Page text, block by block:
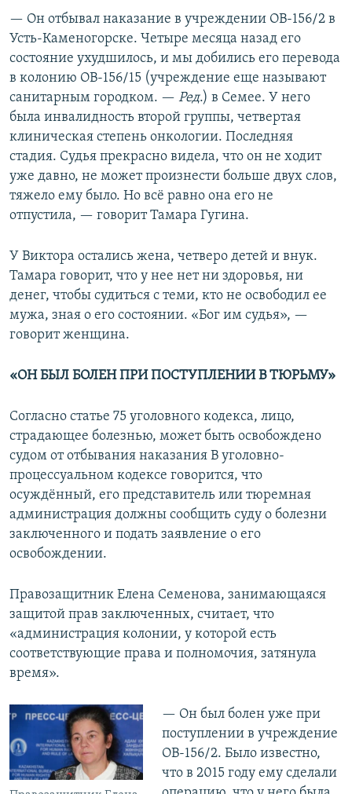
— Он отбывал наказание в учреждении ОВ-156/2 в
Усть-Каменогорске. Четыре месяца назад его
состояние ухудшилось, и мы добились его перевода
в колонию ОВ-156/15 (учреждение еще называют
санитарным городком. — Ред.) в Семее. У него
была инвалидность второй группы, четвертая
клиническая степень онкологии. Последняя
стадия. Судья прекрасно видела, что он не ходит
уже давно, не может произнести больше двух слов,
тяжело ему было. Но всё равно она его не
отпустила, — говорит Тамара Гугина.
У Виктора остались жена, четверо детей и внук.
Тамара говорит, что у нее нет ни здоровья, ни
денег, чтобы судиться с теми, кто не освободил ее
мужа, зная о его состоянии. «Бог им судья», —
говорит женщина.
«ОН БЫЛ БОЛЕН ПРИ ПОСТУПЛЕНИИ В ТЮРЬМУ»
Согласно статье 75 уголовного кодекса, лицо,
страдающее болезнью, может быть освобождено
судом от отбывания наказания В уголовно-
процессуальном кодексе говорится, что
осуждённый, его представитель или тюремная
администрация должны сообщить суду о болезни
заключенного и подать заявление о его
освобождении.
Правозащитник Елена Семенова, занимающаяся
защитой прав заключенных, считает, что
«администрация колонии, у которой есть
соответствующие права и полномочия, затянула
время».
— Он был болен уже при
поступлении в учреждение
ОВ-156/2. Было известно,
что в 2015 году ему сделали